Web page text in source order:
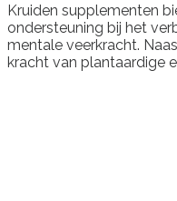
Kruiden supplementen
ondersteuning bij het
mentale veerkracht.
kracht van plantaardige